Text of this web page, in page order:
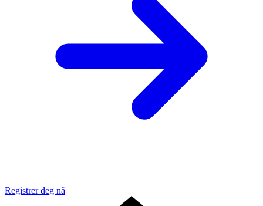
Registrer deg nå